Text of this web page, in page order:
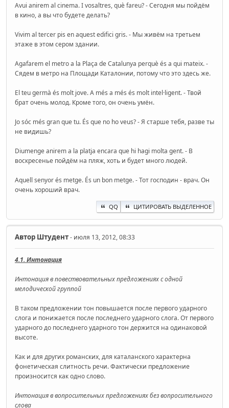
Avui anirem al cinema. I vosaltres, què fareu? - Сегодня мы пойдём
в кино, а вы что будете делать?
Vivim al tercer pis en aquest edifici gris. - Мы живём на третьем
этаже в этом сером здании.
Agafarem el metro a la Plaça de Catalunya perquè és a qui mateix. -
Сядем в метро на Площади Каталонии, потому что это здесь же.
El teu germà és molt jove. A més a més és molt intel·ligent. - Твой
брат очень молод. Кроме того, он очень умён.
Jo sóc més gran que tu. És que no ho veus? - Я старше тебя, разве ты
не видишь?
Diumenge anirem a la platja encara que hi hagi molta gent. - В
воскресенье пойдём на пляж, хоть и будет много людей.
Aquell senyor és metge. És un bon metge. - Тот господин - врач. Он
очень хороший врач.
QQ ЦИТИРОВАТЬ ВЫДЕЛЕННОЕ
Автор Штудент- июля 13, 2012, 08:33
4.1. Интонация
Интонация в повествовательных предложениях с одной
мелодической группой
В таком предложении тон повышается после первого ударного
слога и понижается после последнего ударного слога. От первого
ударного до последнего ударного тон держится на одинаковой
высоте.
Как и для других романских, для каталанского характерна
фонетическая слитность речи. Фактически предложение
произносится как одно слово.
Интонация в вопросительных предложениях без вопросительного
слова